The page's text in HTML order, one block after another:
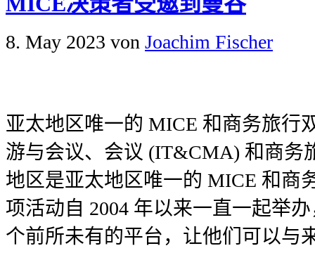
8. May 2023 von Joachim Fischer
亚太地区唯一的 MICE 和商务旅行
游与会议、会议 (IT&CMA) 和商务
地区是亚太地区唯一的 MICE 和商
项活动自 2004 年以来一直一起举
个前所未有的平台，让他们可以与